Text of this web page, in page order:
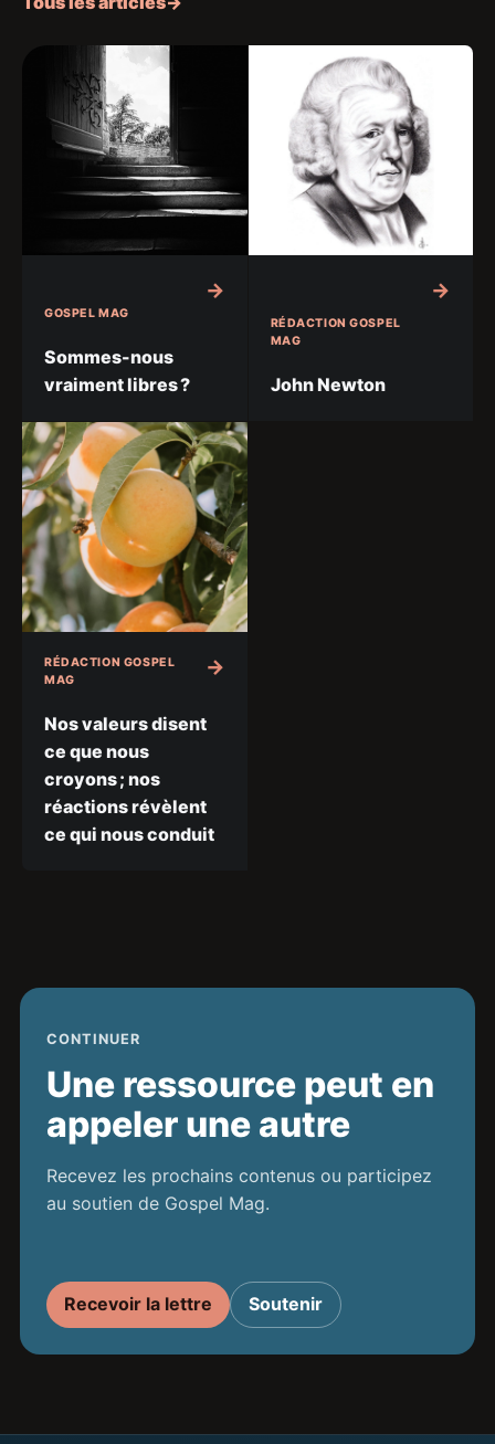
GOSPEL MAG
Sommes-nous
vraiment libres ?
RÉDACTION GOSPEL
MAG
John Newton
RÉDACTION GOSPEL
MAG
Nos valeurs disent
ce que nous
croyons ; nos
réactions révèlent
ce qui nous conduit
CONTINUER
Une ressource peut en
appeler une autre
Recevez les prochains contenus ou participez
au soutien de Gospel Mag.
Recevoir la lettre Soutenir